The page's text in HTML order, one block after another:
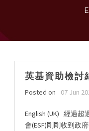
英基資助檢討
Posted on 07 Jun
English (UK) 經過超
會(ESF)剛剛收到政